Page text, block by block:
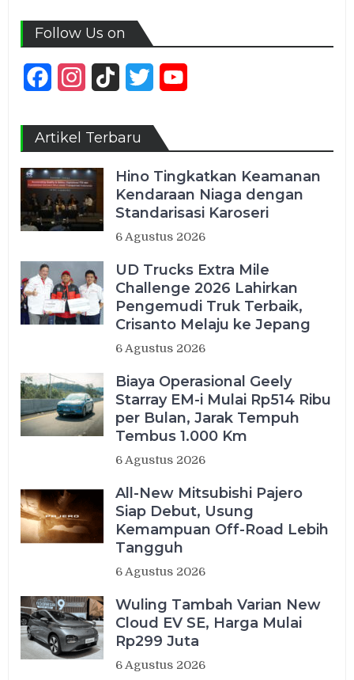
Follow Us on
FacebookInstagram
TikTok Twitter
Artikel Terbaru
Hino Tingkatkan Keamanan
Kendaraan Niaga dengan
Standarisasi Karoseri
6 Agustus 2026
UD Trucks Extra Mile
Challenge 2026 Lahirkan
Pengemudi Truk Terbaik,
Crisanto Melaju ke Jepang
6 Agustus 2026
Biaya Operasional Geely
Starray EM-i Mulai Rp514 Ribu
per Bulan, Jarak Tempuh
Tembus 1.000 Km
6 Agustus 2026
All-New Mitsubishi Pajero
Siap Debut, Usung
Kemampuan Off-Road Lebih
Tangguh
6 Agustus 2026
Wuling Tambah Varian New
Cloud EV SE, Harga Mulai
Rp299 Juta
6 Agustus 2026